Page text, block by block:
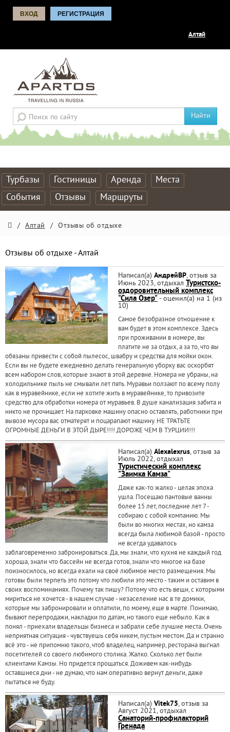
ВХОД РЕГИСТРАЦИЯ
Алтай
Найти
Турбазы Гостиницы Аренда
Места
События
Отзывы Маршруты
/ Алтай / Отзывы об отдыхе
Отзывы об отдыхе - Алтай
Написал(а) АндрейВР, отзыв за
Июнь 2023, отдыхал Туристско-
оздоровительный комплекс
"Сила Озер"- оценил(а) на 1 (из
10)
Самое безобразное отношение к
вам будет в этом комплексе. Здесь
при проживании в номере, вы
платите не за отдых, а за то, что вы
обязаны привести с собой пылесос, швабру и средства для мойки окон.
Если вы не будете ежедневно делать генеральную уборку вас оскорбят
всем набором слов, которые знают в этой деревне. Номера не убраны, на
холодильнике пыль не смывали лет пять. Муравьи ползают по всему полу
как в муравейнике, если не хотите жить в муравейнике, то привозите
средство для обработки номера от муравьев. В душе канализация забита и
никто не прочищает. На парковке машину опасно оставлять, работники при
вывозе мусора вас отматерят и поцарапают машину. НЕ ТРАТЬТЕ
ОГРОМНЫЕ ДЕНЬГИ В ЭТОЙ ДЫРЕ!!!! ДОРОЖЕ ЧЕМ В ТУРЦИИ!!!
Написал(а) Alexalexrus, отзыв за
Июль 2022, отдыхал
Туристический комплекс
"Заимка Камза"
Даже как-то жалко - целая эпоха
ушла. Посещаю пантовые ванны
более 15 лет, последние лет 7 -
собираю с собой компанию. Мы
были во многих местах, но камза
всегда была любимой базой - просто
не всегда удавалось
заблаговременно забронироваться. Да, мы знали, что кухня не каждый год
хороша, знали что бассейн не всегда готов, знали что многое на базе
поизносилось, но всегда ехали на своё любимое место размещения. Мы
готовы были терпеть это потому что любили это место - таким и оставим в
своих воспоминаниях. Почему так пишу? Потому что есть вещи, с которыми
мириться не хочется - в нашем случае - незаселение нас в те домики,
которые мы забронировали и оплатили, по моему, еще в марте. Понимаю,
бывают перепродажи, накладки по датам, но такого еще небыло. Как я
понял - приехали владельцы бизнеса и забрали себе лучшие места. Очень
неприятная ситуация - чувствуешь себя никем, пустым местом. Да и странно
всё это - не припомню такого, чтоб владелец, например, ресторана выгнал
посетителей со своего любимого столика. Жалко. Сколько лет были
клиентами Камзы. Но придется прощаться. Доживем как-нибудь
оставшиеся дни - не думаю, что нам оперативно вернут деньги, даже
пытаться не буду.
Написал(а) Vitek75, отзыв за
Август 2021, отдыхал
Санаторий-профилакторий
Гренада